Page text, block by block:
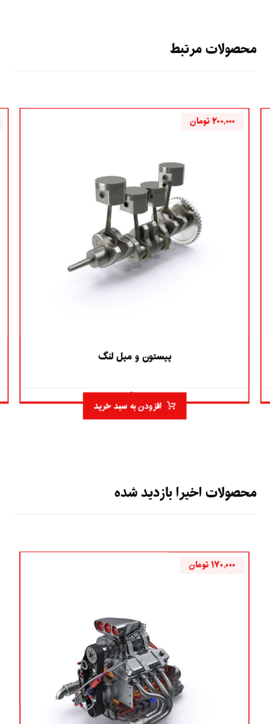
محصولات مرتبط
پیستون و میل لنگ
۵.۰
۲۰۰,۰۰۰تومان
افزودن به سبد خرید
محصولات اخیرا بازدید شده
۱۷۰,۰۰۰تومان